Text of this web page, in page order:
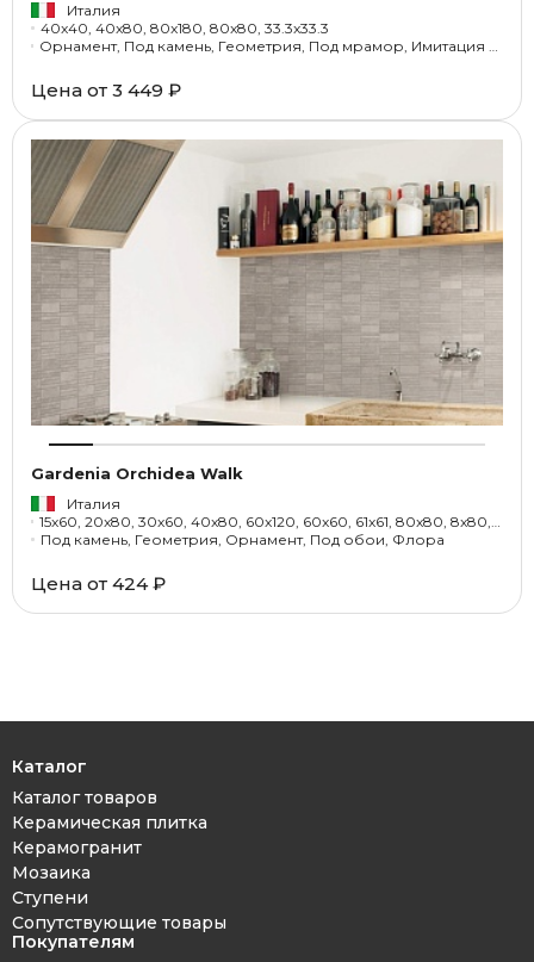
Италия
40x40, 40x80, 80x180, 80x80, 33.3x33.3
Орнамент, Под камень, Геометрия, Под мрамор, Имитация Терраццо, Под текстиль, Моноколор
Цена от 3 449 ₽
Gardenia Orchidea Walk
Италия
15x60, 20x80, 30x60, 40x80, 60x120, 60x60, 61x61, 80x80, 8x80, 8x60, 3.5x15x30, 40x40, 3x33x80, 33.3x33.3, 33x33.3
Под камень, Геометрия, Орнамент, Под обои, Флора
Цена от 424 ₽
Каталог
Каталог товаров
Керамическая плитка
Керамогранит
Мозаика
Ступени
Сопутствующие товары
Покупателям